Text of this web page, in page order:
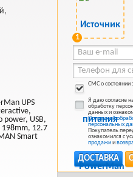
1
СМС о состоянии
Я даю согласие
обработку
данных и
Политикой
персональных
Покупатель
ознакомился с
продажии
ДОСТАВКА
UPS
power, USB,
198mm, 12.7
Smart